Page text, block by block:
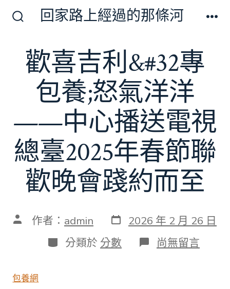
切
換
開
回家路上經過的那條河
歡喜吉利&#32專
包養;怒氣洋洋
——中心播送電視
總臺2025年春節聯
歡晚會踐約而至
文 作者： admin 發
表
日
期
2026 年 2 月 26 日
分
類
分類於 分數 在
〈歡
尚無留言
包養網